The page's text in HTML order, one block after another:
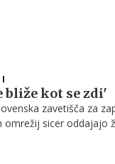
bliže kot se zdi'
zavetišča za
omrežij sicer oddajajo